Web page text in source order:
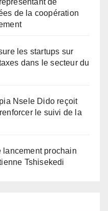
de
de la coopération
les startups sur
dans le secteur du
Nsele Dido reçoit
le suivi de la
lancement prochain
Tshisekedi